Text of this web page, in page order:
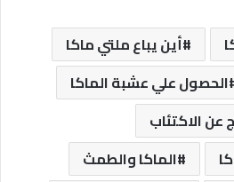
أين يباع ملتي ماكا
الحصول علي عشبة الماكا
عن الاكتئاب
الماكا والطمث